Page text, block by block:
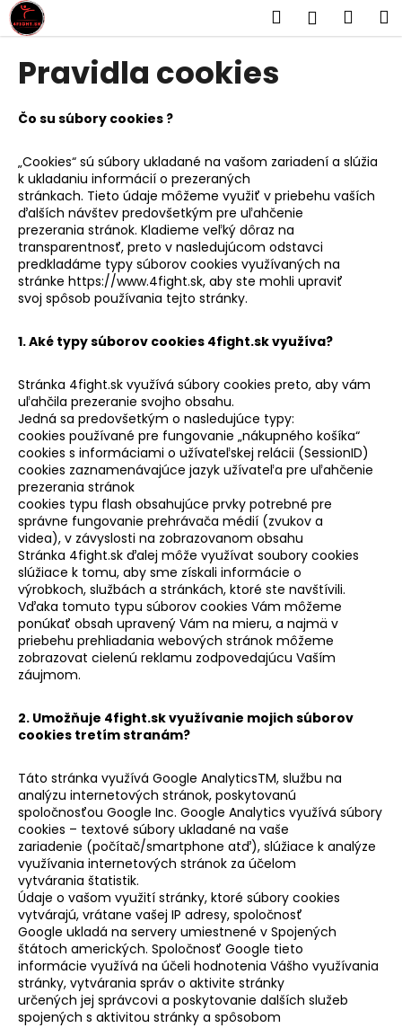
Prejsť
na
obsah
Hľadať
Pravidla cookies
Čo su súbory cookies ?
„Cookies“ sú súbory ukladané na vašom zariadení a slúžia
k ukladaniu informácií o prezeraných
stránkach. Tieto údaje môžeme využiť v priebehu vaších
ďalších návštev predovšetkým pre uľahčenie
prezerania stránok. Kladieme veľký dôraz na
transparentnosť, preto v nasledujúcom odstavci
predkladáme typy súborov cookies využívaných na
stránke https://www.4fight.sk, aby ste mohli upraviť
svoj spôsob používania tejto stránky.
1. Aké typy súborov cookies 4fight.sk využíva?
Stránka 4fight.sk využívá súbory cookies preto, aby vám
uľahčila prezeranie svojho obsahu.
Jedná sa predovšetkým o nasledujúce typy:
cookies používané pre fungovanie „nákupného košíka“
cookies s informáciami o užívateľskej relácii (SessionID)
cookies zaznamenávajúce jazyk užívateľa pre uľahčenie
prezerania stránok
cookies typu flash obsahujúce prvky potrebné pre
správne fungovanie prehrávača médií (zvukov a
videa), v závyslosti na zobrazovanom obsahu
Stránka 4fight.sk ďalej môže využívat soubory cookies
slúžiace k tomu, aby sme získali informácie o
výrobkoch, službách a stránkách, ktoré ste navštívili.
Vďaka tomuto typu súborov cookies Vám môžeme
ponúkať obsah upravený Vám na mieru, a najmä v
priebehu prehliadania webových stránok môžeme
zobrazovat cielenú reklamu zodpovedajúcu Vaším
záujmom.
2. Umožňuje 4fight.sk využívanie mojich súborov
cookies tretím stranám?
Táto stránka využívá Google AnalyticsTM, službu na
analýzu internetových stránok, poskytovanú
spoločnosťou Google Inc. Google Analytics využívá súbory
cookies – textové súbory ukladané na vaše
zariadenie (počítač/smartphone atď), slúžiace k analýze
využívania internetových stránok za účelom
vytvárania štatistik.
Údaje o vašom využití stránky, ktoré súbory cookies
vytvárajú, vrátane vašej IP adresy, spoločnosť
Google ukladá na servery umiestnené v Spojených
štátoch amerických. Spoločnosť Google tieto
informácie využívá na účeli hodnotenia Vášho využívania
stránky, vytvárania správ o aktivite stránky
určených jej správcovi a poskytovanie dalších služeb
spojených s aktivitou stránky a spôsobom
K
o
o
o
t
r
e
b
u
j
e
t
e
n
á
j
s
ť
?
HĽADAŤ
d
p
r
ú
č
a
m
e
ADIDAS
WKF
KIMONO
ADILIGHT
K192
DNA
PRIMEGREEN,